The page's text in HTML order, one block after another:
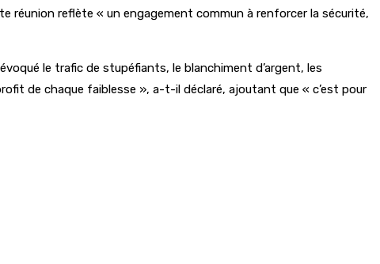
réunion reflète « un engagement commun à renforcer la sécurité,
le trafic de stupéfiants, le blanchiment d’argent, les
de chaque faiblesse », a-t-il déclaré, ajoutant que « c’est pour